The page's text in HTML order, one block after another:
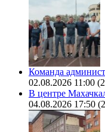
Команда
02.08.2026 11:00
В центре
04.08.2026 17:50